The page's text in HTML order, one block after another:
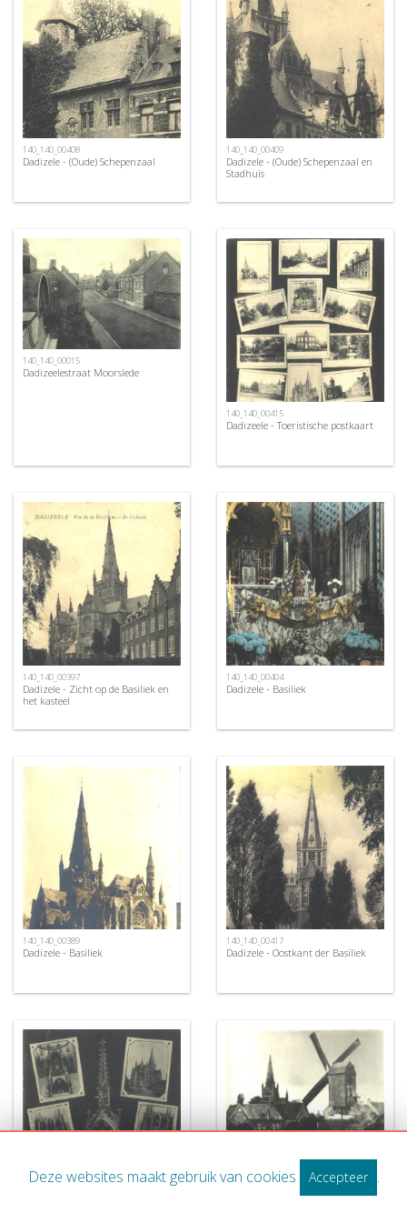
140_140_00408
Dadizele - (Oude) Schepenzaal
140_140_00409
Dadizele - (Oude) Schepenzaal en
Stadhuis
140_140_00015
Dadizeelestraat Moorslede
140_140_00415
Dadizeele - Toeristische postkaart
140_140_00397
Dadizele - Zicht op de Basiliek en
het kasteel
140_140_00404
Dadizele - Basiliek
140_140_00389
Dadizele - Basiliek
140_140_00417
Dadizele - Oostkant der Basiliek
Deze websites maakt gebruik van cookies Accepteer .